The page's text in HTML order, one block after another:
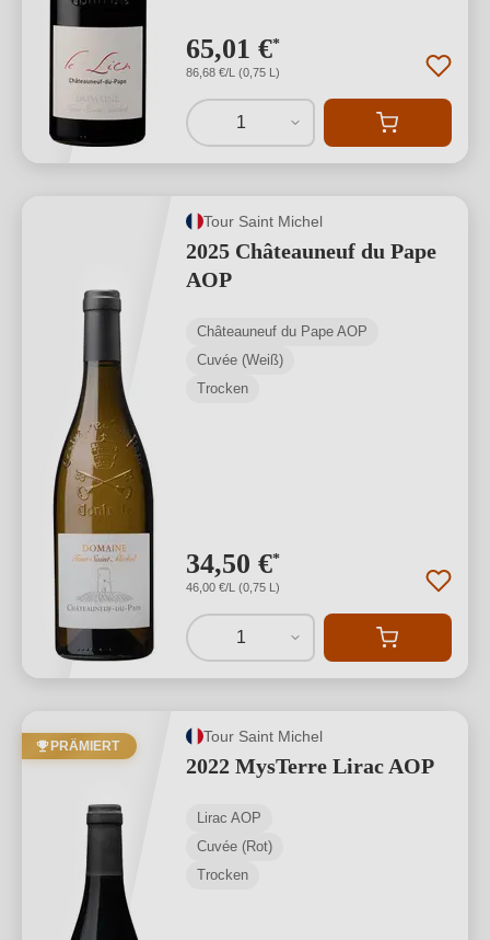
65,01 €*
86,68 €/L (0,75 L)
1
Tour Saint Michel
2025 Châteauneuf du Pape
AOP
Châteauneuf du Pape AOP
Cuvée (Weiß)
Trocken
34,50 €*
46,00 €/L (0,75 L)
1
PRÄMIERT
Tour Saint Michel
2022 MysTerre Lirac AOP
Lirac AOP
Cuvée (Rot)
Trocken